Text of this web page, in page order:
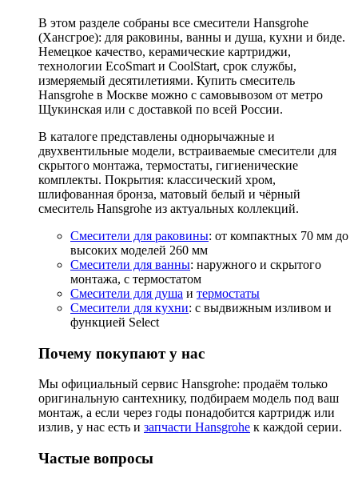
В этом разделе собраны все смесители Hansgrohe
(Хансгрое): для раковины, ванны и душа, кухни и биде.
Немецкое качество, керамические картриджи,
технологии EcoSmart и CoolStart, срок службы,
измеряемый десятилетиями. Купить смеситель
Hansgrohe в Москве можно с самовывозом от метро
Щукинская или с доставкой по всей России.
В каталоге представлены однорычажные и
двухвентильные модели, встраиваемые смесители для
скрытого монтажа, термостаты, гигиенические
комплекты. Покрытия: классический хром,
шлифованная бронза, матовый белый и чёрный
смеситель Hansgrohe из актуальных коллекций.
Смесители для раковины: от компактных 70 мм до
высоких моделей 260 мм
Смесители для ванны: наружного и скрытого
монтажа, с термостатом
Смесители для душа и термостаты
Смесители для кухни: с выдвижным изливом и
функцией Select
Почему покупают у нас
Мы официальный сервис Hansgrohe: продаём только
оригинальную сантехнику, подбираем модель под ваш
монтаж, а если через годы понадобится картридж или
излив, у нас есть и запчасти Hansgrohe к каждой серии.
Частые вопросы